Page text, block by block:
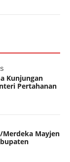
Kunjungan
Pertahanan
Merdeka Mayjen